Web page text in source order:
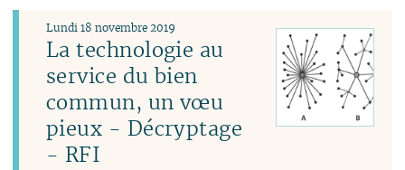
La technologie au
service du bien
commun, un vœu
pieux - Décryptage
- RFI
Lundi 18 novembre 2019